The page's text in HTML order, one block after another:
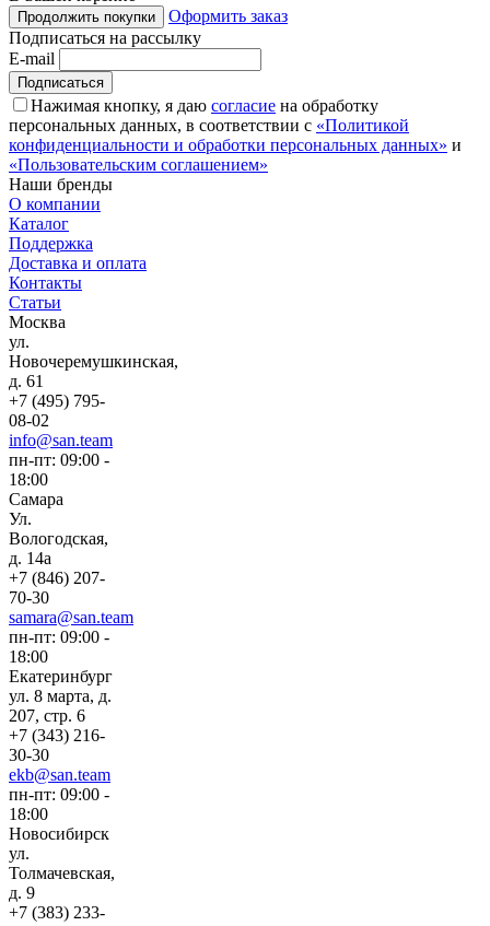
Продолжить покупки
Оформить заказ
Подписаться на рассылку
E-mail
Нажимая кнопку, я даю согласие на обработку
персональных данных, в соответствии с «Политикой
конфиденциальности и обработки персональных данных» и
«Пользовательским соглашением»
Наши бренды
О компании
Каталог
Поддержка
Доставка и оплата
Контакты
Статьи
Москва
ул.
Новочеремушкинская,
д. 61
+7 (495) 795-
08-02
info@san.team
пн-пт: 09:00 -
18:00
Самара
Ул.
Вологодская,
д. 14а
+7 (846) 207-
70-30
samara@san.team
пн-пт: 09:00 -
18:00
Екатеринбург
ул. 8 марта, д.
207, стр. 6
+7 (343) 216-
30-30
ekb@san.team
пн-пт: 09:00 -
18:00
Новосибирск
ул.
Толмачевская,
д. 9
+7 (383) 233-